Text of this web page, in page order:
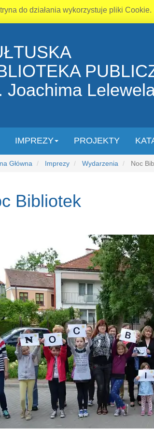
do działania wykorzystuje pliki Cookie.
Joachima
IMPREZY PROJEKTY
Główna Imprezy Wydarzenia Noc
Bibliotek